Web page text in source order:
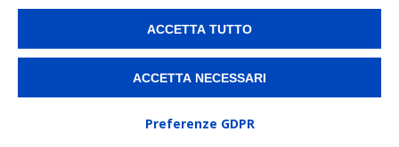
PI/CF/N°Iscr.: 10821360012 | REA: RM 1494760 | Cap.Soc.: 50.000€ |
Whistleblowing|Privacy |Preferenze Cookies
ritirare i tuoi acquisti online e spedire i tuoi pacchi.
ACCETTA TUTTO
ACCETTA NECESSARI
Preferenze GDPR